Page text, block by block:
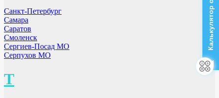
Санкт-Петербург
Самара
Саратов
Смоленск
Сергиев-Посад МО
Серпухов МО
Т